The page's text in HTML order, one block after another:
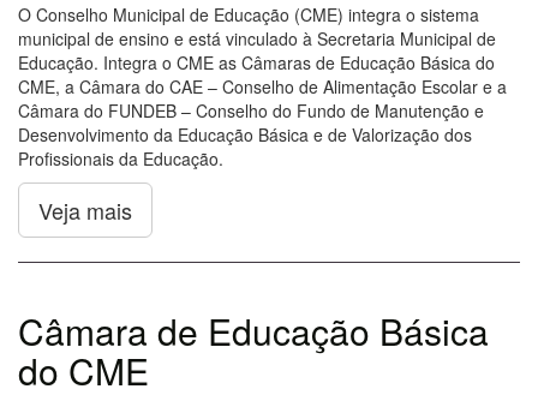
O Conselho Municipal de Educação (CME) integra o sistema
municipal de ensino e está vinculado à Secretaria Municipal de
Educação. Integra o CME as Câmaras de Educação Básica do
CME, a Câmara do CAE – Conselho de Alimentação Escolar e a
Câmara do FUNDEB – Conselho do Fundo de Manutenção e
Desenvolvimento da Educação Básica e de Valorização dos
Profissionais da Educação.
Veja mais
Câmara de Educação Básica
do CME